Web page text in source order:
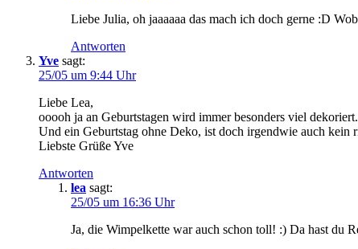
Liebe Julia, oh jaaaaaa das mach ich doch gerne :D
Antworten
Yve sagt:
25/05 um 9:44 Uhr
Liebe Lea,
ooooh ja an Geburtstagen wird immer besonders viel
Und ein Geburtstag ohne Deko, ist doch irgendwie auch kein
Liebste Grüße Yve
Antworten
lea sagt:
25/05 um 16:36 Uhr
Ja, die Wimpelkette war auch schon toll! :) Da hast du